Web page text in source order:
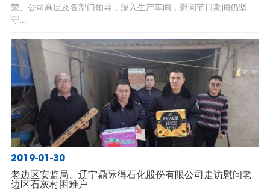
荣、公司高层及各部门领导，深入生产车间，慰问节日期间仍坚
守...
2019-01-30
老边区安监局、辽宁鼎际得石化股份有限公司走访慰问老
边区石灰村困难户